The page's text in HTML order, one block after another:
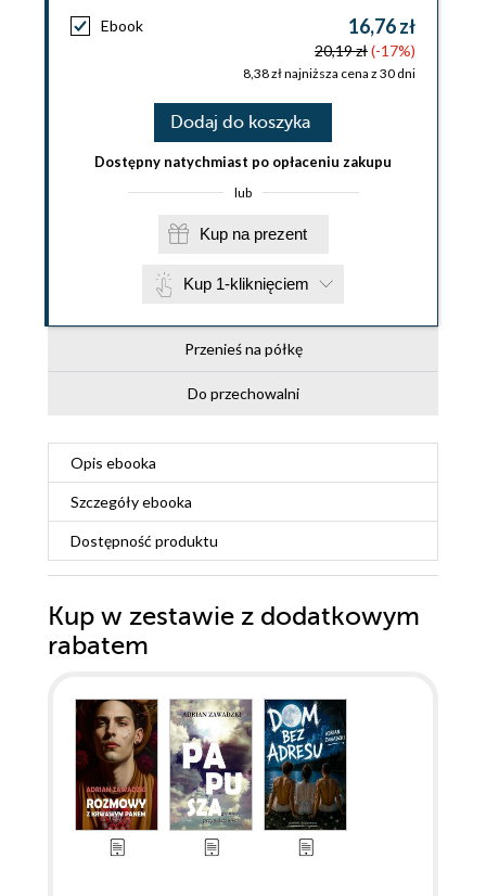
Ebook 16,76 zł
20,19 zł(-17%)
8,38 zł najniższa cena z 30 dni
Dodaj do koszyka
Dostępny natychmiast po opłaceniu zakupu
lub
Kup na prezent
Kup 1-kliknięciem
Przenieś na półkę
Do przechowalni
Opis ebooka
Szczegółyebooka
Dostępność produktu
Kup w zestawie z dodatkowym
rabatem